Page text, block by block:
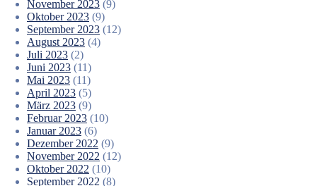
November 2023 (9)
Oktober 2023 (9)
September 2023 (12)
August 2023 (4)
Juli 2023 (2)
Juni 2023 (11)
Mai 2023 (11)
April 2023 (5)
März 2023 (9)
Februar 2023 (10)
Januar 2023 (6)
Dezember 2022 (9)
November 2022 (12)
Oktober 2022 (10)
September 2022 (8)